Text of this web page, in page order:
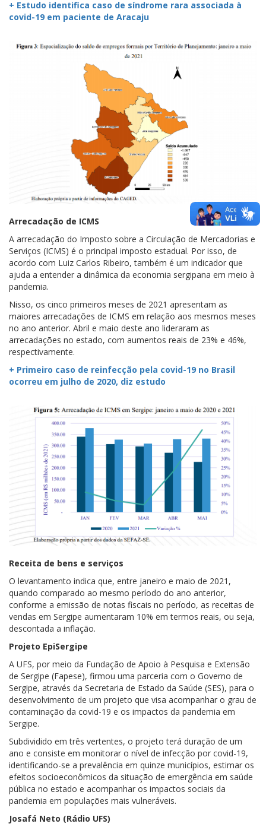
+ Estudo identifica caso de síndrome rara associada à
covid-19 em paciente de Aracaju
Arrecadação de ICMS
A arrecadação do Imposto sobre a Circulação de Mercadorias e
Serviços (ICMS) é o principal imposto estadual. Por isso, de
acordo com Luiz Carlos Ribeiro, também é um indicador que
ajuda a entender a dinâmica da economia sergipana em meio à
pandemia.
Nisso, os cinco primeiros meses de 2021 apresentam as
maiores arrecadações de ICMS em relação aos mesmos meses
no ano anterior. Abril e maio deste ano lideraram as
arrecadações no estado, com aumentos reais de 23% e 46%,
respectivamente.
+ Primeiro caso de reinfecção pela covid-19 no Brasil
ocorreu em julho de 2020, diz estudo
Receita de bens e serviços
O levantamento indica que, entre janeiro e maio de 2021,
quando comparado ao mesmo período do ano anterior,
conforme a emissão de notas fiscais no período, as receitas de
vendas em Sergipe aumentaram 10% em termos reais, ou seja,
descontada a inflação.
Projeto EpiSergipe
A UFS, por meio da Fundação de Apoio à Pesquisa e Extensão
de Sergipe (Fapese), firmou uma parceria com o Governo de
Sergipe, através da Secretaria de Estado da Saúde (SES), para o
desenvolvimento de um projeto que visa acompanhar o grau de
contaminação da covid-19 e os impactos da pandemia em
Sergipe.
Subdividido em três vertentes, o projeto terá duração de um
ano e consiste em monitorar o nível de infecção por covid-19,
identificando-se a prevalência em quinze municípios, estimar os
efeitos socioeconômicos da situação de emergência em saúde
pública no estado e acompanhar os impactos sociais da
pandemia em populações mais vulneráveis.
Josafá Neto (Rádio UFS)